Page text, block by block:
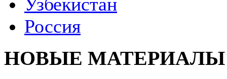
Россия
НОВЫЕ МАТЕРИАЛЫ